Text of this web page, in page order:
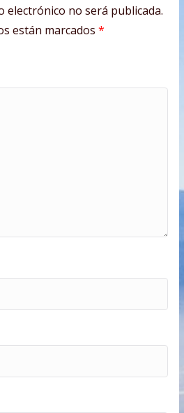
electrónico no será publicada.
están marcados *